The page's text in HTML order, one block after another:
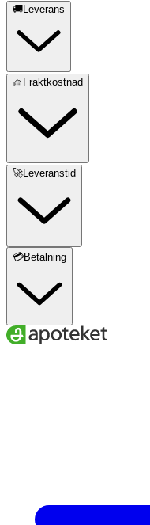
🚚Leverans
🧺Fraktkostnad
🚀Leveranstid
💳Betalning